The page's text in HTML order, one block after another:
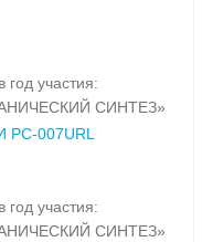
год участия:
СИНТЕЗ»
007URL
год участия:
СИНТЕЗ»